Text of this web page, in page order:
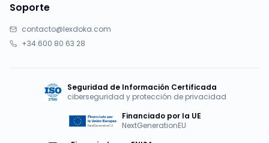
Soporte
contacto@lexdoka.com
+34 600 80 63 28
Seguridad de Información Certificada
ciberseguridad y protección de privacidad
Financiado por la UE
NextGenerationEU